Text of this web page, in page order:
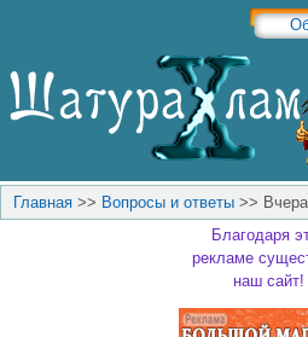
Главная >> Вопросы и ответы >>
Благодаря
рекламе
наш сайт!